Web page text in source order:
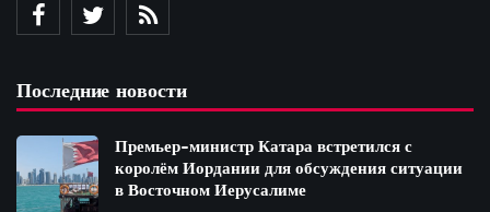
Последние новости
Премьер-министр Катара встретился с
королём Иордании для обсуждения ситуации
в Восточном Иерусалиме